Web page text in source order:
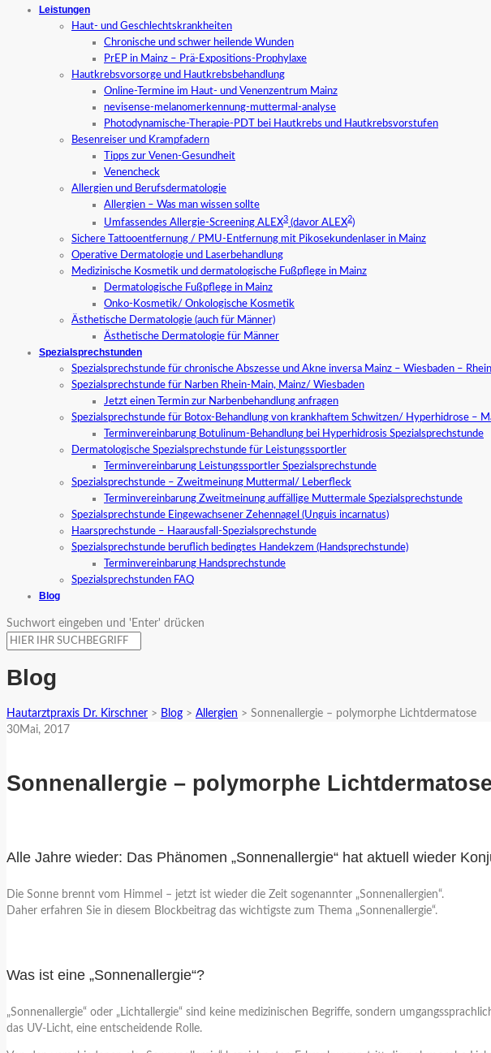
Leistungen
Haut- und Geschlechtskrankheiten
Chronische und schwer heilende Wunden
PrEP in Mainz – Prä-Expositions-Prophylaxe
Hautkrebsvorsorge und Hautkrebsbehandlung
Online-Termine im Haut- und Venenzentrum Mainz
nevisense-melanomerkennung-muttermal-analyse
Photodynamische-Therapie-PDT bei Hautkrebs und Hautkrebsvorstufen
Besenreiser und Krampfadern
Tipps zur Venen-Gesundheit
Venencheck
Allergien und Berufsdermatologie
Allergien – Was man wissen sollte
Umfassendes Allergie-Screening ALEX3 (davor ALEX2)
Sichere Tattooentfernung / PMU-Entfernung mit Pikosekundenlaser in Mainz
Operative Dermatologie und Laserbehandlung
Medizinische Kosmetik und dermatologische Fußpflege in Mainz
Dermatologische Fußpflege in Mainz
Onko-Kosmetik/ Onkologische Kosmetik
Ästhetische Dermatologie (auch für Männer)
Ästhetische Dermatologie für Männer
Spezialsprechstunden
Spezialsprechstunde für chronische Abszesse und Akne inversa Mainz – Wiesbaden –
Spezialsprechstunde für Narben Rhein-Main, Mainz/ Wiesbaden
Jetzt einen Termin zur Narbenbehandlung anfragen
Spezialsprechstunde für Botox-Behandlung von krankhaftem Schwitzen/ Hyperhidrose –
Terminvereinbarung Botulinum-Behandlung bei Hyperhidrosis Spezialsprechstunde
Dermatologische Spezialsprechstunde für Leistungssportler
Terminvereinbarung Leistungssportler Spezialsprechstunde
Spezialsprechstunde – Zweitmeinung Muttermal/ Leberfleck
Terminvereinbarung Zweitmeinung auffällige Muttermale Spezialsprechstunde
Spezialsprechstunde Eingewachsener Zehennagel (Unguis incarnatus)
Haarsprechstunde – Haarausfall-Spezialsprechstunde
Spezialsprechstunde beruflich bedingtes Handekzem (Handsprechstunde)
Terminvereinbarung Handsprechstunde
Spezialsprechstunden FAQ
Blog
Suchwort eingeben und 'Enter' drücken
Blog
Hautarztpraxis Dr. Kirschner > Blog > Allergien > Sonnenallergie – polymorphe Lichtdermatose
30Mai, 2017
Sonnenallergie – polymorphe Lichtdermatose
Alle Jahre wieder: Das Phänomen „Sonnenallergie“ hat aktuell wieder
Die Sonne brennt vom Himmel – jetzt ist wieder die Zeit sogenannter „Sonnenallergien“.
Daher erfahren Sie in diesem Blockbeitrag das wichtigste zum Thema „Sonnenallergie“.
Was ist eine „Sonnenallergie“?
„Sonnenallergie“ oder „Lichtallergie“ sind keine medizinischen Begriffe, sondern
das UV-Licht, eine entscheidende Rolle.